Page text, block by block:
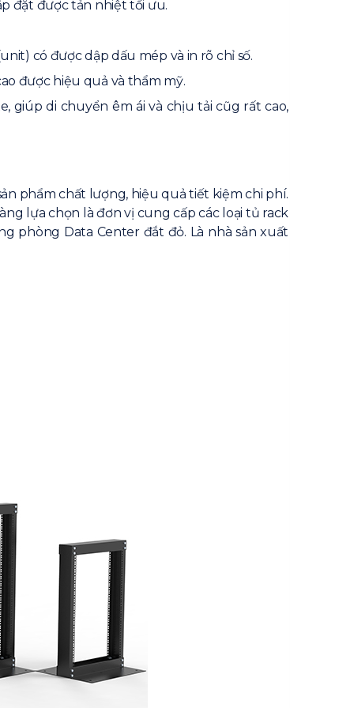
đặt được tản nhiệt tối ưu.
có được dập dấu mép và in rõ chỉ số.
được hiệu quả và thẩm mỹ.
giúp di chuyển êm ái và chịu tải cũg rất cao,
phẩm chất lượng, hiệu quả tiết kiệm chi phí.
lựa chọn là đơn vị cung cấp các loại tủ rack
phòng Data Center đắt đỏ. Là nhà sản xuất